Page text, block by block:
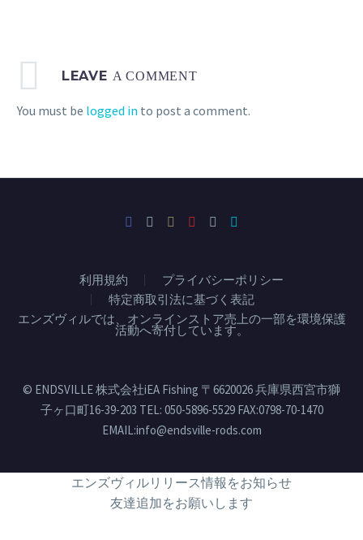
LEAVE A COMMENT
You must be logged in to post a comment.
利用規約
プライバシーポリシー
特定商取引法に基づく表記
エンズヴィルでは、オンラインストア売上の一部を環境保護
活動へ寄付しています。
© ENDSVILLE 株式会社iEA Fishing 〒6620026 兵庫県西宮市獅
子ヶ口町16-39-203 TEL: 050-5896-5529 FAX:0798-70-1470
EMAIL:info@endsville-rods.com
エンズヴィルリリース情報をお知らせ
友達追加をお願いします